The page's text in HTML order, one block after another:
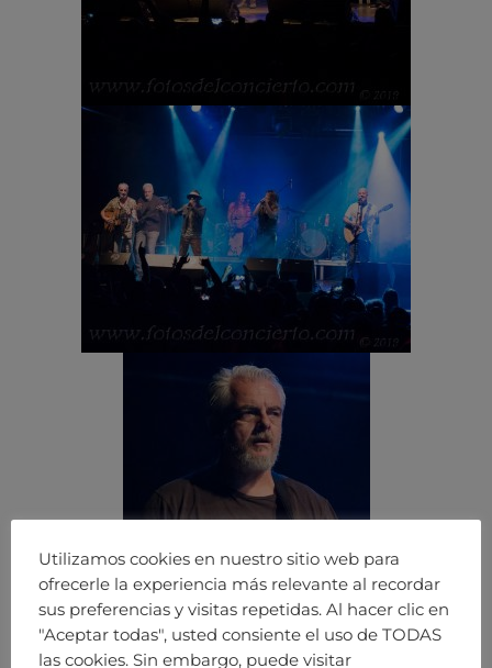
Utilizamos cookies en nuestro sitio web para
ofrecerle la experiencia más relevante al recordar
sus preferencias y visitas repetidas. Al hacer clic en
"Aceptar todas", usted consiente el uso de TODAS
las cookies. Sin embargo, puede visitar